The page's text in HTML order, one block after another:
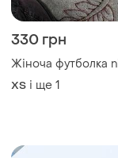
330 грн
Жіноча футболка
ХS і ще 1